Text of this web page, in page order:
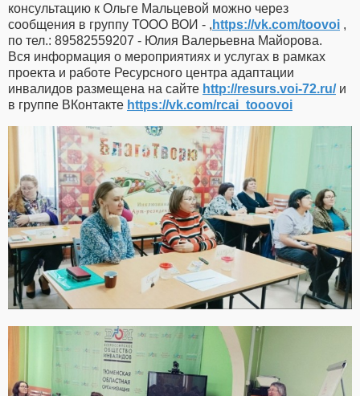
консультацию к Ольге Мальцевой можно через
сообщения в группу ТООО ВОИ - , https://vk.com/toovoi ,
по тел.: 89582559207 - Юлия Валерьевна Майорова.
Вся информация о мероприятиях и услугах в рамках
проекта и работе Ресурсного центра адаптации
инвалидов размещена на сайте http://resurs.voi-72.ru/и
в группе ВКонтакте https://vk.com/rcai_tooovoi